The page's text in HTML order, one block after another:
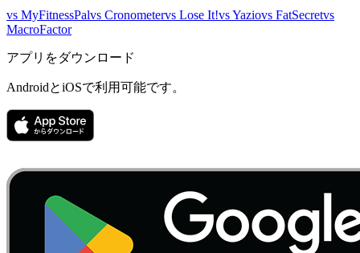
vs MyFitnessPalvs Cronometervs Lose It!vsYaziovs FatSecretvs
MacroFactor
アプリをダウンロード
AndroidとiOSで利用可能です。